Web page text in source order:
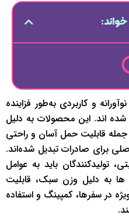
و کاربردی به‌طور فزاینده‌
شده‌ اند. این محصولات به دلیل
قابلیت حمل آسان و راحتی
برای صادرات تبدیل شده‌اند.
تولیدکنندگان باید به عوامل
به دلیل وزن سبک، قابلیت
در سفرها، کمپینگ و استفاده‌